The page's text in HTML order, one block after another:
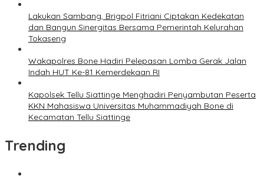
Lakukan Sambang, Brigpol Fitriani Ciptakan Kedekatan
dan Bangun Sinergitas Bersama Pemerintah Kelurahan
Tokaseng
Wakapolres Bone Hadiri Pelepasan Lomba Gerak Jalan
Indah HUT Ke-81 Kemerdekaan RI
Kapolsek Tellu Siattinge Menghadiri Penyambutan Peserta
KKN Mahasiswa Universitas Muhammadiyah Bone di
Kecamatan Tellu Siattinge
Trending